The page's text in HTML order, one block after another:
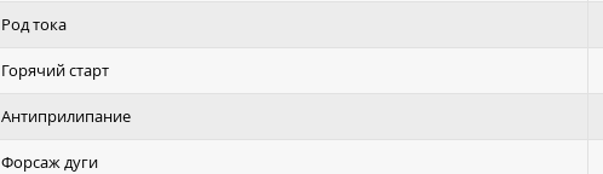
Род тока
Горячий старт
Антиприлипание
Форсаж дуги